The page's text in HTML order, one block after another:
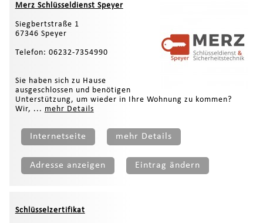
Merz Schlüsseldienst Speyer
Siegbertstraße 1
67346 Speyer
Telefon: 06232-7354990
Sie haben sich zu Hause
ausgeschlossen und benötigen
Unterstützung, um wieder in Ihre Wohnung zu kommen?
Wir, ... mehr Details
Internetseite mehr Details
Adresse anzeigen Eintrag ändern
Schlüsselzertifikat